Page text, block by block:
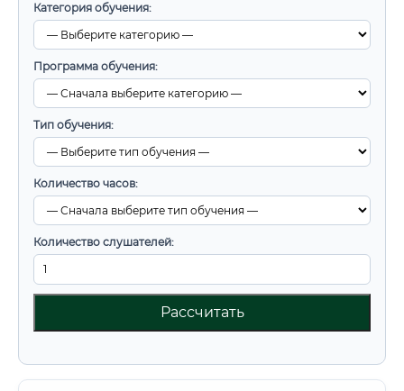
Категория обучения:
Программа обучения:
Тип обучения:
Количество часов:
Количество слушателей:
Рассчитать